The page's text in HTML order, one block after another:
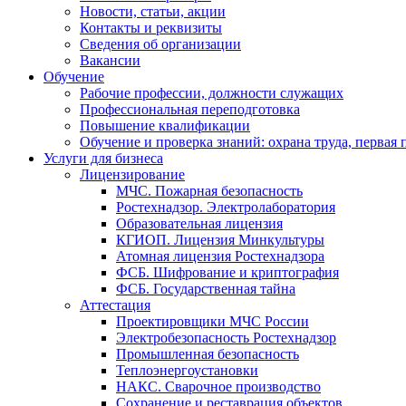
Новости, статьи, акции
Контакты и реквизиты
Сведения об организации
Вакансии
Обучение
Рабочие профессии, должности служащих
Профессиональная переподготовка
Повышение квалификации
Обучение и проверка знаний: охрана труда,
Услуги для бизнеса
Лицензирование
МЧС. Пожарная безопасность
Ростехнадзор. Электролаборатория
Образовательная лицензия
КГИОП. Лицензия Минкультуры
Атомная лицензия Ростехнадзора
ФСБ. Шифрование и криптография
ФСБ. Государственная тайна
Аттестация
Проектировщики МЧС России
Электробезопасность Ростехнадзор
Промышленная безопасность
Теплоэнергоустановки
НАКС. Сварочное производство
Сохранение и реставрация объектов